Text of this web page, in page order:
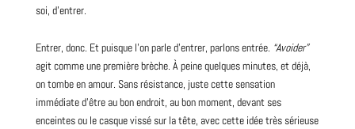
soi, d’entrer.
Entrer, donc. Et puisque l’on parle d’entrer, parlons entrée. “Avoider”
agit comme une première brèche. À peine quelques minutes, et déjà,
on tombe en amour. Sans résistance, juste cette sensation
immédiate d’être au bon endroit, au bon moment, devant ses
enceintes ou le casque vissé sur la tête, avec cette idée très sérieuse